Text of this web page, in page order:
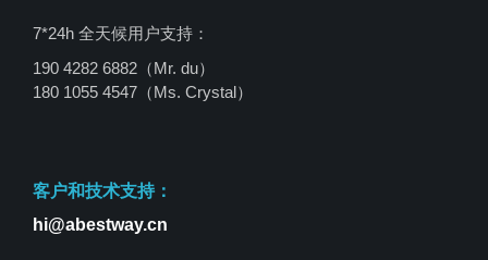
7*24h 全天候用户支持：
190 4282 6882（Mr. du）
180 1055 4547 （Ms. Crystal）
客户和技术支持：
hi@abestway.cn